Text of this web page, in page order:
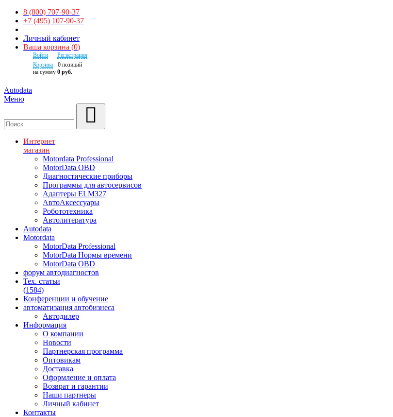
8 (800) 707-90-37
+7 (495) 107-90-37
Личный кабинет
Ваша корзина (0)
Войти
Регистрация
Корзина
0 позиций
на сумму 0 руб.
Autodata
Меню
Интернет
магазин
Motordata Professional
MotorData OBD
Диагностические приборы
Программы для автосервисов
Адаптеры ELM327
АвтоАксессуары
Робототехника
Автолитература
Autodata
Motordata
MotorData Professional
MotorData Нормы времени
MotorData OBD
форум автодиагностов
Тех. статьи
(1584)
Конференции и обучение
автоматизация автобизнеса
Автодилер
Информация
О компании
Новости
Партнерская программа
Оптовикам
Доставка
Оформление и оплата
Возврат и гарантии
Наши партнеры
Личный кабинет
Контакты